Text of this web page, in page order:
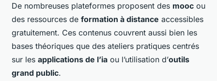
De nombreuses plateformes proposent des mooc ou
des ressources de formation à distance accessibles
gratuitement. Ces contenus couvrent aussi bien les
bases théoriques que des ateliers pratiques centrés
sur les applications de l’ia ou l’utilisation d’outils
grand public.